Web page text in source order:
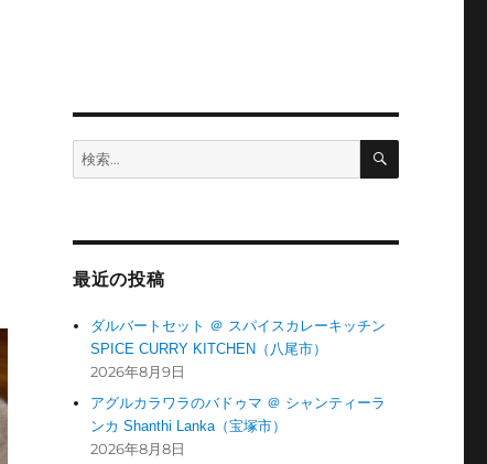
検
索:
検
最近の投稿
ダルバートセット ＠ スパイスカレーキッチン
SPICE CURRY KITCHEN（八尾市）
2026年8月9日
アグルカラワラのバドゥマ ＠ シャンティーラ
ンカ Shanthi Lanka（宝塚市）
2026年8月8日